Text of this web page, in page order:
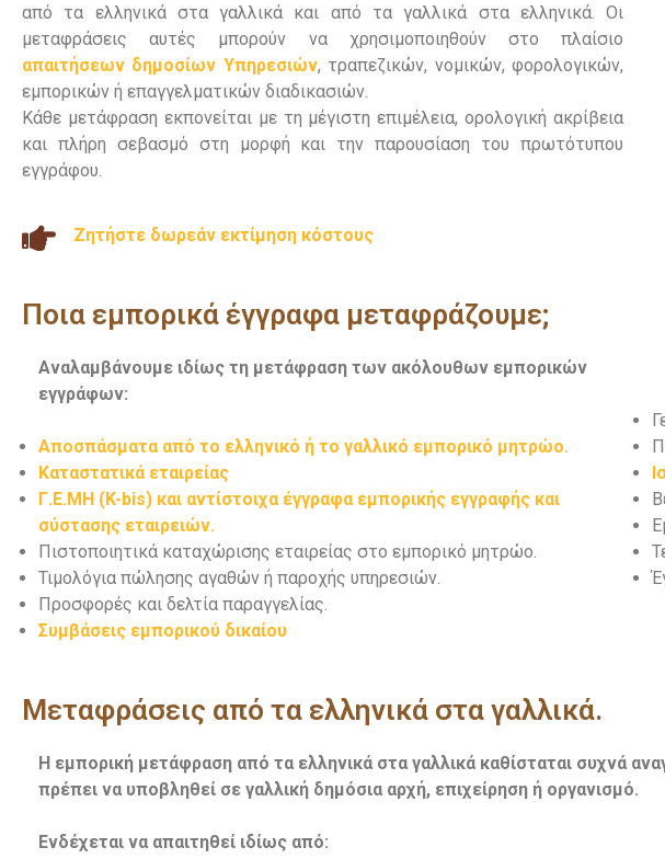
από τα ελληνικά στα γαλλικά και από τα γαλλικά στα ελληνικά. Οι
μεταφράσεις αυτές μπορούν να χρησιμοποιηθούν στο πλαίσιο
απαιτήσεων δημοσίων Υπηρεσιών, τραπεζικών, νομικών, φορολογικών,
εμπορικών ή επαγγελματικών διαδικασιών.
Κάθε μετάφραση εκπονείται με τη μέγιστη επιμέλεια, ορολογική ακρίβεια
και πλήρη σεβασμό στη μορφή και την παρουσίαση του πρωτότυπου
εγγράφου.
Ζητήστε δωρεάν εκτίμηση κόστους
Ποια εμπορικά έγγραφα μεταφράζουμε;
Αναλαμβάνουμε ιδίως τη μετάφραση των ακόλουθων εμπορικών
εγγράφων:
Αποσπάσματα από το ελληνικό ή το γαλλικό εμπορικό μητρώο.
Καταστατικά εταιρείας
Γ.Ε.ΜΗ (K-bis) και αντίστοιχα έγγραφα εμπορικής εγγραφής και
σύστασης εταιρειών.
Πιστοποιητικά καταχώρισης εταιρείας στο εμπορικό μητρώο.
Τιμολόγια πώλησης αγαθών ή παροχής υπηρεσιών.
Προσφορές και δελτία παραγγελίας.
Συμβάσεις εμπορικού δικαίου
Μεταφράσεις από τα ελληνικά στα γαλλικά.
Η εμπορική μετάφραση από τα ελληνικά στα γαλλικά καθίσταται συχνά
πρέπει να υποβληθεί σε γαλλική δημόσια αρχή, επιχείρηση ή οργανισμό.
Ενδέχεται να απαιτηθεί ιδίως από: